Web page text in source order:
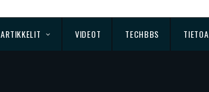
ARTIKKELIT VIDEOT TECHBBS TIETOA